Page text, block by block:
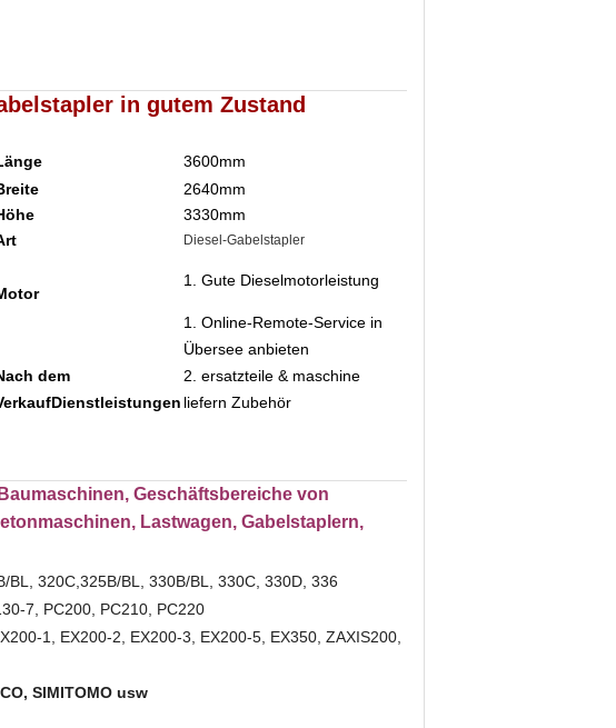
in gutem Zustand
3600mm
2640mm
3330mm
Diesel-Gabelstapler
1. Gute Dieselmotorleistung
dem
Dienstleistungen
1. Online-Remote-Service in
Übersee anbieten
2. ersatzteile & maschine
liefern Zubehör
Geschäftsbereiche von
Lastwagen, Gabelstaplern,
/BL , 320C,325B/BL 330B/BL , 330C , 330D, 336
7, PC200, PC210, PC220
1, EX200-2, EX200-3, EX200-5, EX350, ZAXIS200,
CO, SIMITOMO usw